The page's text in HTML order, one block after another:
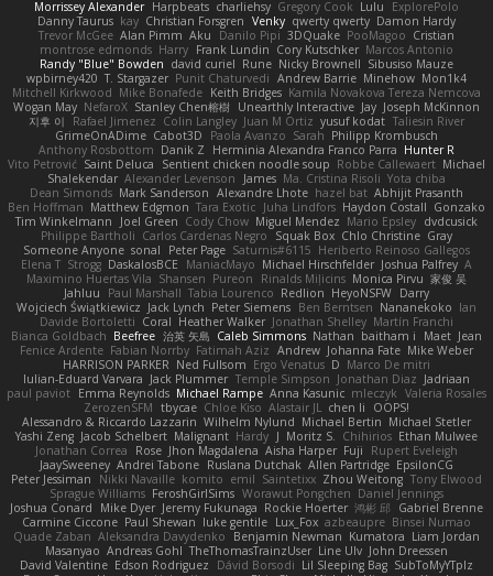
Morrissey Alexander Harpbeats charliehsy Gregory Cook Lulu
ExplorePolo
Danny Taurus kay Christian Forsgren Venky qwerty qwerty Damon Hardy
Trevor McGee Alan Pimm Aku Danilo Pipi 3DQuake PooMagoo Cristian
montrose edmonds Harry Frank Lundin Cory Kutschker Marcos Antonio
Randy "Blue" Bowden david curiel Rune Nicky Brownell Sibusiso Mauze
wpbirney420 T. Stargazer Punit Chaturvedi Andrew Barrie Minehow Mon1k4
Mitchell Kirkwood Mike Bonafede Keith Bridges Kamila Novakova Tereza Nemcova
Wogan May NefaroX Stanley Chen榕樹 Unearthly Interactive Jay Joseph McKinnon
지후 이
Rafael Jimenez Colin Langley Juan M Ortiz yusuf kodat Taliesin River
GrimeOnADime Cabot3D Paola Avanzo Sarah Philipp Krombusch
Anthony Rosbottom Danik Z Herminia Alexandra Franco Parra Hunter R
Vito Petrović Saint Deluca Sentient chicken noodle soup Robbe Callewaert Michael
Shalekendar Alexander Levenson James Ma. Cristina Risoli Yota chiba
Dean Simonds Mark Sanderson Alexandre Lhote hazel bat Abhijit Prasanth
Ben Hoffman Matthew Edgmon Tara Exotic Juha Lindfors Haydon Costall Gonzako
Tim Winkelmann
Joel Green Cody Chow Miguel Mendez Mario Epsley dvdcusick
Philippe Bartholi Carlos Cardenas Negro Squak Box Chlo Christine Gray
Someone Anyone sonal Peter Page Saturnis#6115 Heriberto Reinoso Gallegos
Elena T Strogg DaskalosBCE ManiacMayo Michael Hirschfelder Joshua Palfrey A
Maximino Huertas Vila Shansen Pureon Rinalds Miļicins Monica Pirvu 家俊 吴
Jahluu
Paul Marshall Tabia Lourenco Redlion HeyoNSFW Darry
Wojciech Świątkiewicz Jack Lynch Peter Siemens Ben Berntsen Nananekoko Ian
Davide Bortoletti Coral Heather Walker Jonathan Shelley Martín Franchi
Bianca Goldbach Beefree 治英 矢島 Caleb Simmons Nathan baitham i Maet Jean
Fenice Ardente Fabian Norrby Fatimah Aziz Andrew Johanna Fate Mike Weber
HARRISON PARKER Ned Fullsom Ergo Venatus D Marco De mitri
Iulian-Eduard Varvara Jack Plummer Temple Simpson Jonathan Diaz Jadriaan
paul paviot Emma Reynolds Michael Rampe Anna Kasunic mleczyk Valeria Rosales
ZerozenSFM tbycae Chloe Kiso Alastair JL chen li
OOPS!
Alessandro & Riccardo Lazzarin Wilhelm Nylund Michael Bertin Michael Stetler
Yashi Zeng Jacob Schelbert Malignant Hardy J Moritz S. Chihirios Ethan Mulwee
Jonathan Correa
Rose Jhon Magdalena Aisha Harper Fuji
Rupert Eveleigh
JaaySweeney Andrei Tabone Ruslana Dutchak Allen Partridge EpsilonCG
Peter Jessiman
Nikki Navaille komito emil Saintetixx Zhou Weitong Tony Elwood
Sprague Williams FeroshGirlSims Worawut Pongchen Daniel Jennings
Joshua Conard
Mike Dyer Jeremy Fukunaga Rockie Hoerter 鸿彬 邱 Gabriel Brenne
Carmine Ciccone Paul Shewan luke gentile Lux_Fox azbeaupre Binsei Numao
Quade Zaban Aleksandra Davydenko Benjamin Newman Kumatora Liam Jordan
Masanyao Andreas Gohl TheThomasTrainzUser Line Ulv John Dreessen
David Valentine Edson Rodriguez Dávid Borsodi Lil Sleeping Bag SubToMyYTplz